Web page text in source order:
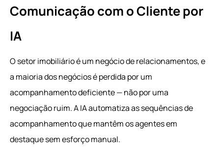
Comunicação com o Cliente por
IA
O setor imobiliário é um negócio de relacionamentos, e
a maioria dos negócios é perdida por um
acompanhamento deficiente — não por uma
negociação ruim. A IA automatiza as sequências de
acompanhamento que mantêm os agentes em
destaque sem esforço manual.